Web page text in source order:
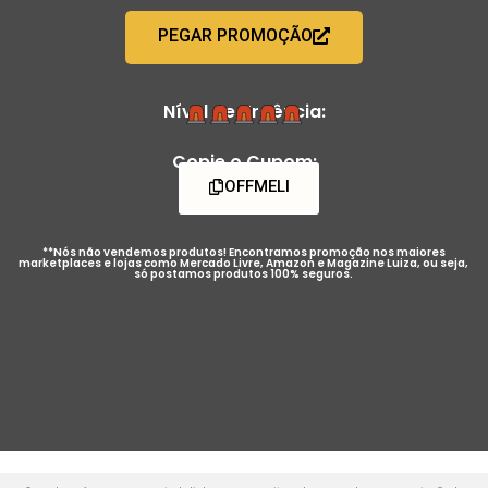
PEGAR PROMOÇÃO
Nível de Urgência:
Copie o Cupom:
OFFMELI
**Nós não vendemos produtos! Encontramos promoção nos maiores
marketplaces e lojas como Mercado Livre, Amazon e Magazine Luiza, ou seja,
só postamos produtos 100% seguros.